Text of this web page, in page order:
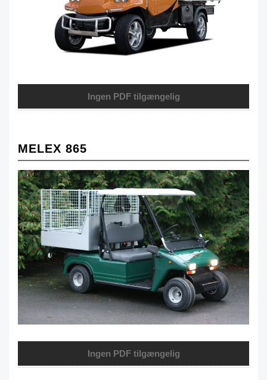
Ingen PDF tilgængelig
MELEX 865
Ingen PDF tilgængelig